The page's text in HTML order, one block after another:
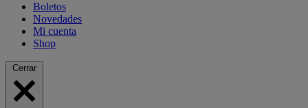
Boletos
Novedades
Mi cuenta
Shop
Cerrar